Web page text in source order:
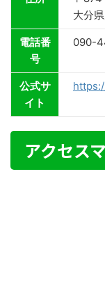
大分
電話番
号
090-
公式サ
イト
アクセス